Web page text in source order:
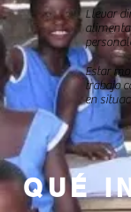
Llevar
Estar
trabajo
en
QUÉ